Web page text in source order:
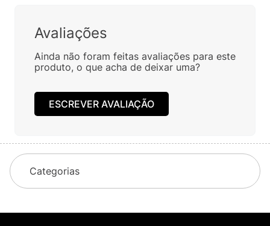
Avaliações
Ainda não foram feitas avaliações para este
produto, o que acha de deixar uma?
ESCREVER AVALIAÇÃO
Categorias